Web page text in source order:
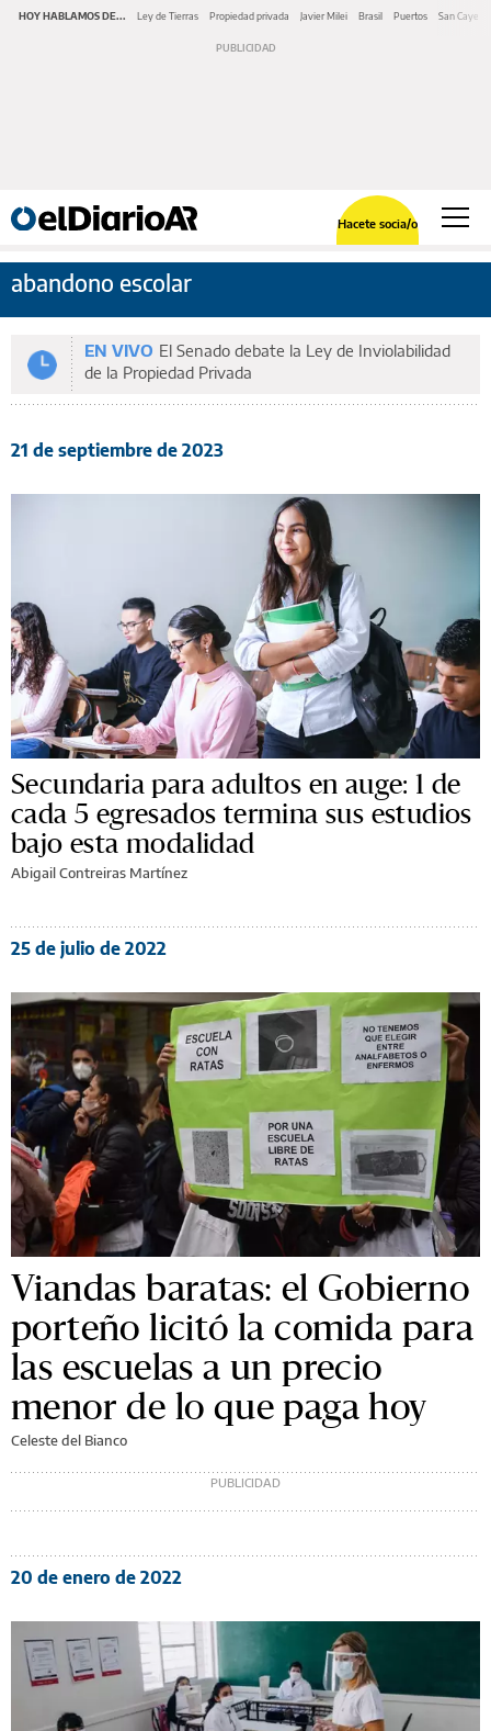
HOY HABLAMOS DE... Ley de Tierras Propiedad privada Javier Milei Brasil Puertos San
Hacete socia/o
abandono escolar
EN VIVO El Senado debate la Ley de Inviolabilidad
de la Propiedad Privada
21 de septiembre de 2023
Secundaria para adultos en auge: 1 de
cada 5 egresados termina sus estudios
bajo esta modalidad
Abigail Contreiras Martínez
25 de julio de 2022
Viandas baratas: el Gobierno
porteño licitó la comida para
las escuelas a un precio
menor de lo que paga hoy
Celeste del Bianco
20 de enero de 2022